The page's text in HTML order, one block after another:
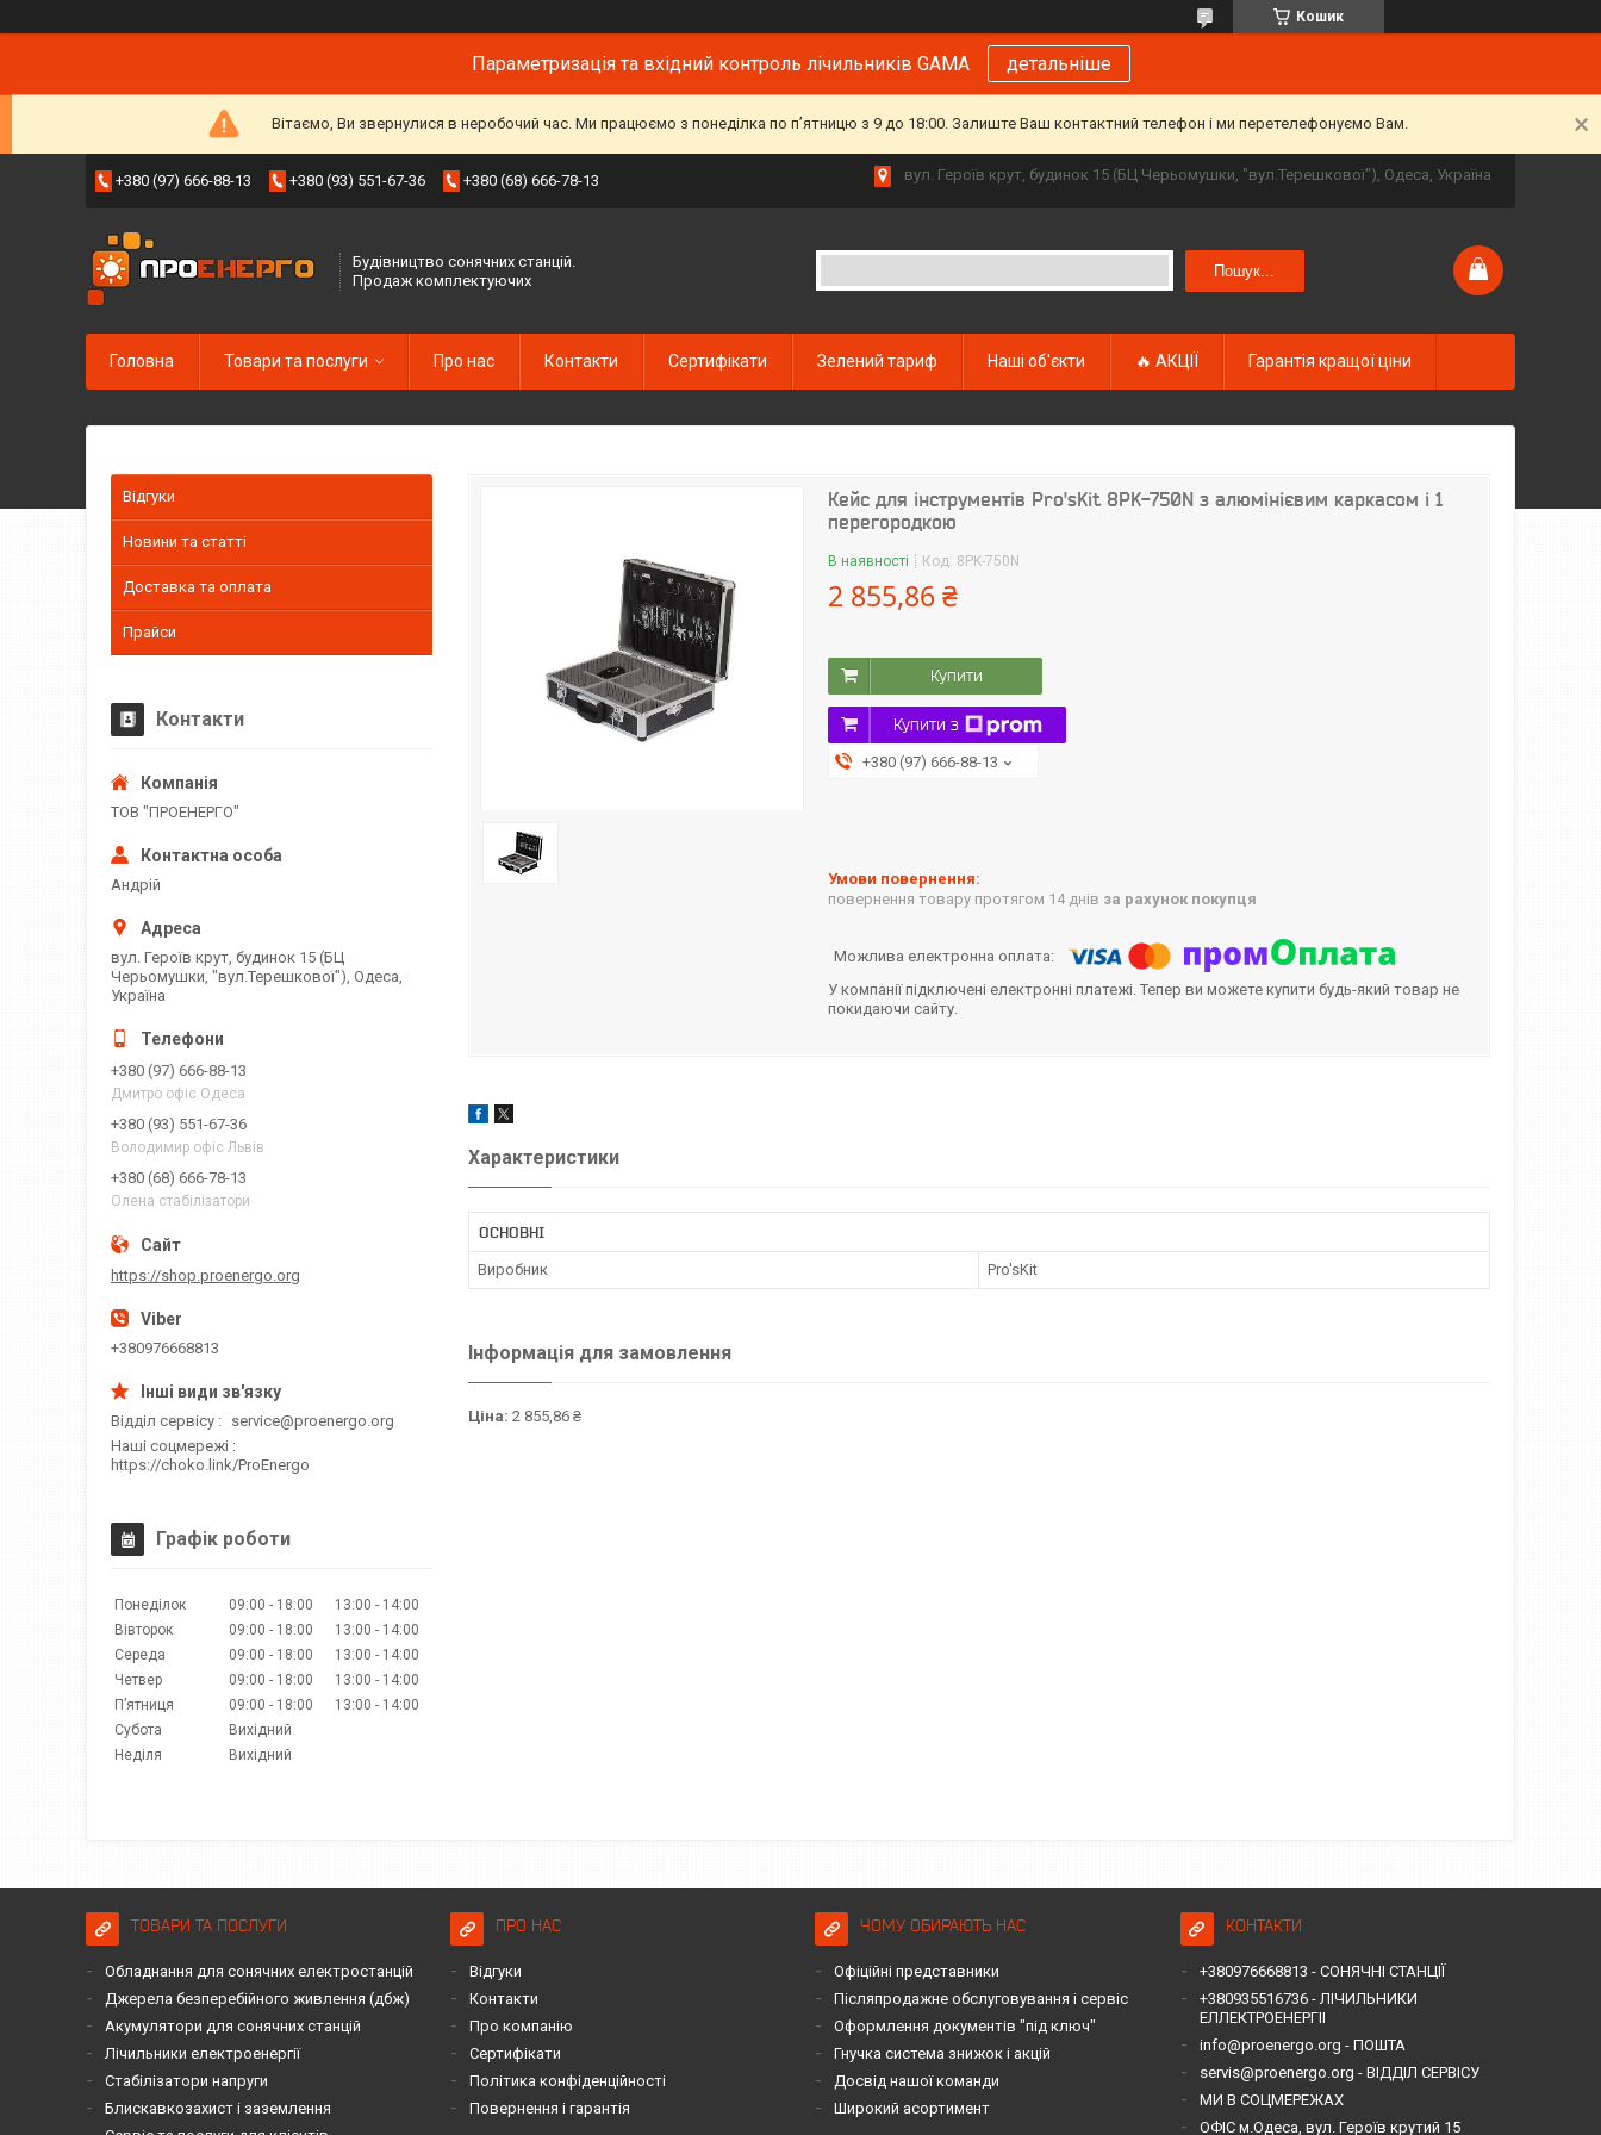
Кошик
Параметризація та вхідний контроль лічильників GAMA детальніше
Вітаємо, Ви звернулися в неробочий час. Ми працюємо з понеділка по пʼятницю з 9 до 18:00. Залиште Ваш контактний телефон і ми перетелефонуємо Вам.
+380 (97) 666-88-13 +380 (93) 551-67-36 +380 (68) 666-78-13 вул. Героїв крут, будинок 15 (БЦ Черьомушки, "вул.Терешкової"), Одеса, Україна
Будівництво сонячних станцій.
Продаж комплектуючих
Пошук...
Головна Товари та послуги Про нас Контакти Сертифікати Зелений тариф Наші об'єкти 🔥 АКЦІЇ Гарантія кращої ціни
Кейс для інструментів Pro'sKit 8PK-750N з алюмінієвим каркасом і 1
перегородкою
В наявності Код: 8PK-750N
2 855,86 ₴
Купити
Купити з
+380 (97) 666-88-13
повернення товару протягом 14 днів за рахунок покупця
У компанії підключені електронні платежі. Тепер ви можете купити будь-який товар не
покидаючи сайту.
Характеристики
ОСНОВНІ
Виробник Pro'sKit
Інформація для замовлення
Ціна: 2 855,86 ₴
Відгуки
Новини та статті
Доставка та оплата
Прайси
Контакти
ТОВ "ПРОЕНЕРГО"
Андрій
вул. Героїв крут, будинок 15 (БЦ
Черьомушки, "вул.Терешкової"), Одеса,
Україна
+380 (97) 666-88-13
Дмитро офіс Одеса
+380 (93) 551-67-36
Володимир офіс Львів
+380 (68) 666-78-13
Олена стабілізатори
https://shop.proenergo.org
+380976668813
Відділ сервісу
service@proenergo.org
Наші соцмережі
https://choko.link/ProEnergo
Графік роботи
Понеділок 09:00 18:00 13:00
14:00
Вівторок
09:00 18:00 13:00
14:00
Середа
09:00 18:00 13:00
14:00
Четвер
09:00 18:00 13:00
14:00
Пʼятниця
09:00 18:00 13:00
14:00
Субота
Вихідний
Неділя
Вихідний
ТОВАРИ ТА ПОСЛУГИ
Обладнання для сонячних електростанцій
Джерела безперебійного живлення (дбж)
Акумулятори для сонячних станцій
Лічильники електроенергії
Стабілізатори напруги
Блискавкозахист і заземлення
ПРО НАС
Відгуки
Контакти
Про компанію
Сертифікати
Політика конфіденційності
Повернення і гарантія
ЧОМУ ОБИРАЮТЬ НАС
Офіційні представники
Післяпродажне обслуговування і сервіс
Оформлення документів "під ключ"
Гнучка система знижок і акцій
Досвід нашої команди
Широкий асортимент
КОНТАКТИ
+380976668813 - СОНЯЧНІ СТАНЦІЇ
+380935516736 - ЛІЧИЛЬНИКИ
ЕЛЛЕКТРОЕНЕРГІІ
info@proenergo.org - ПОШТА
servis@proenergo.org - ВІДДІЛ СЕРВІСУ
МИ В СОЦМЕРЕЖАХ
ОФІС м.Одеса, вул. Героїв крутий 15